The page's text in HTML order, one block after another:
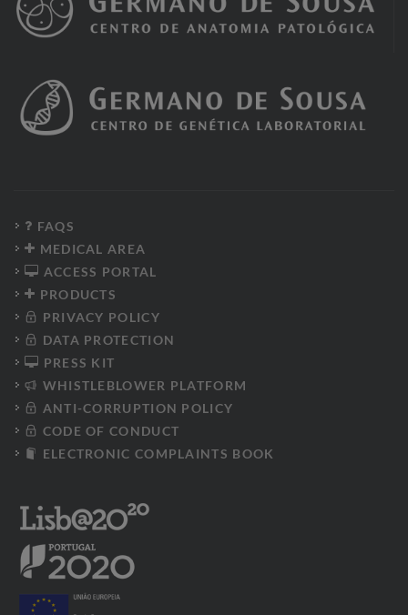
FAQS
MEDICAL AREA
ACCESS PORTAL
PRODUCTS
PRIVACY POLICY
DATA PROTECTION
PRESS KIT
WHISTLEBLOWER PLATFORM
ANTI-CORRUPTION POLICY
CODE OF CONDUCT
ELECTRONIC COMPLAINTS BOOK